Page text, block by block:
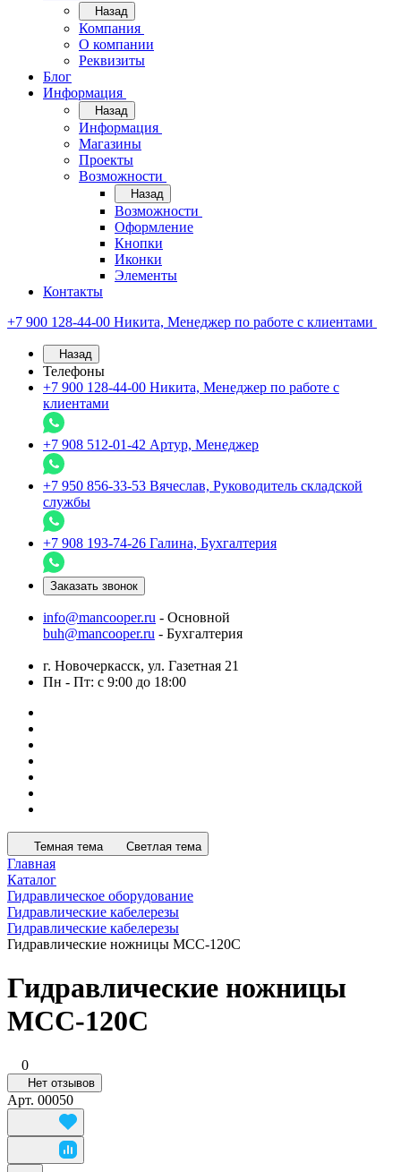
Назад
Компания
О компании
Реквизиты
Блог
Информация
Назад
Информация
Магазины
Проекты
Возможности
Назад
Возможности
Оформление
Кнопки
Иконки
Элементы
Контакты
+7 900 128-44-00 Никита, Менеджер по работе с клиентами
Назад
Телефоны
+7 900 128-44-00 Никита, Менеджер по работе с
клиентами
+7 908 512-01-42 Артур, Менеджер
+7 950 856-33-53 Вячеслав, Руководитель складской
службы
+7 908 193-74-26 Галина, Бухгалтерия
Заказать звонок
info@mancooper.ru - Основной
buh@mancooper.ru - Бухгалтерия
г. Новочеркасск, ул. Газетная 21
Пн - Пт: с 9:00 до 18:00
Темная тема Светлая тема
Главная
Каталог
Гидравлическое оборудование
Гидравлические кабелерезы
Гидравлические кабелерезы
Гидравлические ножницы MCC-120C
Гидравлические ножницы
MCC-120C
0
Нет отзывов
Арт. 00050